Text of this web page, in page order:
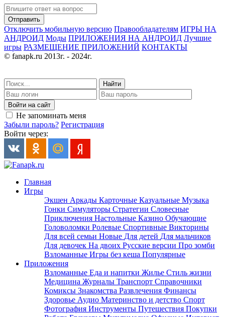
Отправить
Отключить мобильную версию Правообладателям ИГРЫ НА
АНДРОИД Моды ПРИЛОЖЕНИЯ НА АНДРОИД Лучшие
игры РАЗМЕЩЕНИЕ ПРИЛОЖЕНИЙ КОНТАКТЫ
© fanapk.ru 2013г. - 2024г.
Найти
Войти на сайт
Не запоминать меня
Забыли пароль? Регистрация
Войти через:
Главная
Игры
Экшен Аркады Карточные Казуальные Музыка
Гонки Симуляторы Стратегии Словесные
Приключения Настольные Казино Обучающие
Головоломки Ролевые Спортивные Викторины
Для всей семьи Новые Для детей Для мальчиков
Для девочек На двоих Русские версии Про зомби
Взломанные Игры без кеша Популярные
Приложения
Взломанные Еда и напитки Жилье Стиль жизни
Медицина Журналы Транспорт Справочники
Комиксы Знакомства Развлечения Финансы
Здоровье Аудио Материнство и детство Спорт
Фотография Инструменты Путешествия Покупки